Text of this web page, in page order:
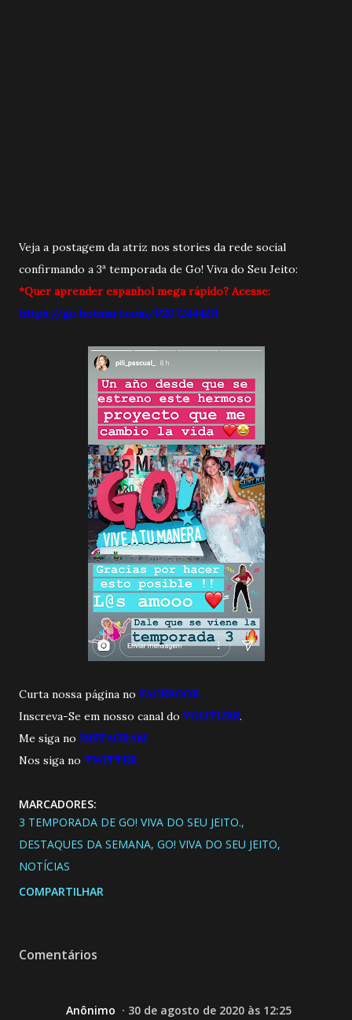
Veja a postagem da atriz nos stories da rede social
confirmando a 3ª temporada de Go! Viva do Seu Jeito:
*Quer aprender espanhol mega rápido? Acesse:
https://go.hotmart.com/P20724442H
Curta nossa página no FACEBOOK.
Inscreva-Se em nosso canal do YOUTUBE.
Me siga no INSTAGRAM
Nos siga no TWITTER
MARCADORES:
3 TEMPORADA DE GO! VIVA DO SEU JEITO.
DESTAQUES DA SEMANA GO! VIVA DO SEU JEITO
NOTÍCIAS
COMPARTILHAR
Comentários
Anônimo 30 de agosto de 2020 às 12:25